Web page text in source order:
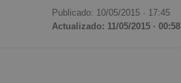
Publicado: 10/05/2015 · 17:45
Actualizado: 11/05/2015 · 00:58